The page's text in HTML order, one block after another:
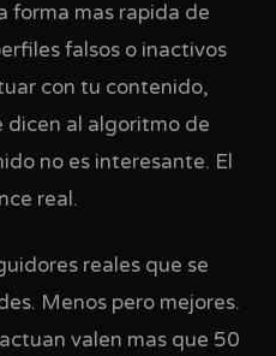
forma mas rapida de
falsos o inactivos
con tu contenido,
dicen al algoritmo de
no es interesante. El
real.
reales que se
Menos pero mejores.
valen mas que 50